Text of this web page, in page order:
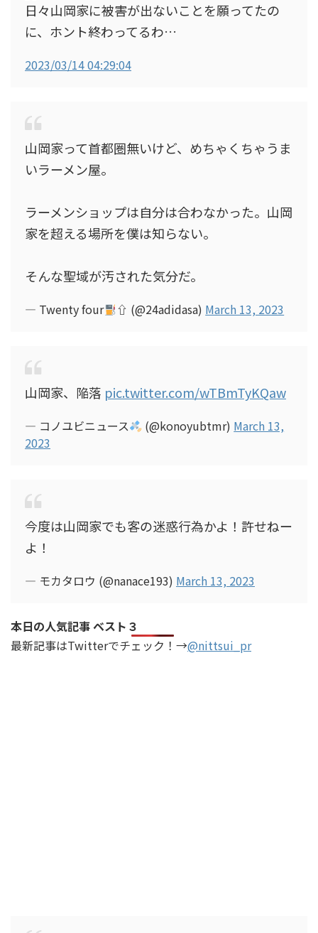
日々山岡家に被害が出ないことを願ってたの
に、ホント終わってるわ…
2023/03/14 04:29:04
山岡家って首都圏無いけど、めちゃくちゃうま
いラーメン屋。
ラーメンショップは自分は合わなかった。山岡
家を超える場所を僕は知らない。
そんな聖域が汚された気分だ。
— Twenty four ⇧ (@24adidasa) March 13, 2023
山岡家、陥落 pic.twitter.com/wTBmTyKQaw
— コノユビニュース (@konoyubtmr) March 13,
2023
今度は山岡家でも客の迷惑行為かよ！許せねー
よ！
— モカタロウ (@nanace193) March 13, 2023
本日の人気記事 ベスト３
最新記事はTwitterでチェック！→@nittsui_pr